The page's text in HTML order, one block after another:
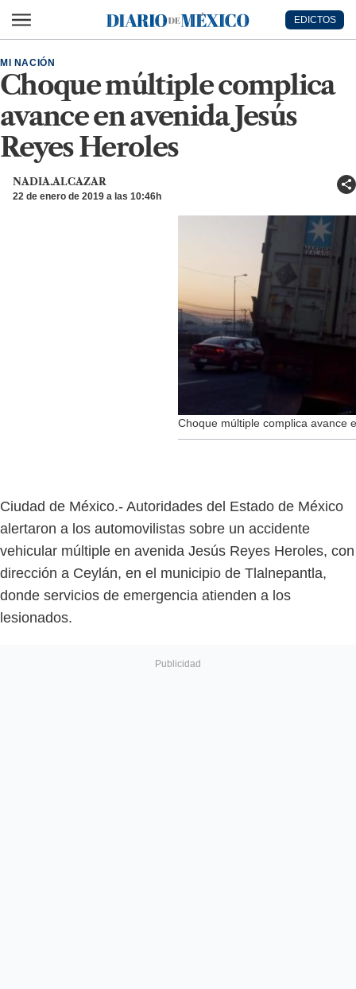
Diario de México
EDICTOS
Choque múltiple complica
avance en avenida Jesús
Reyes Heroles
MI NACIÓN
NADIA.ALCAZAR
22 de enero de 2019 a las 10:46h
Choque múltiple complica avance
Ciudad de México.- Autoridades del Estado de México
alertaron a los automovilistas sobre un accidente
vehicular múltiple en avenida Jesús Reyes Heroles, con
dirección a Ceylán, en el municipio de Tlalnepantla,
donde servicios de emergencia atienden a los
lesionados.